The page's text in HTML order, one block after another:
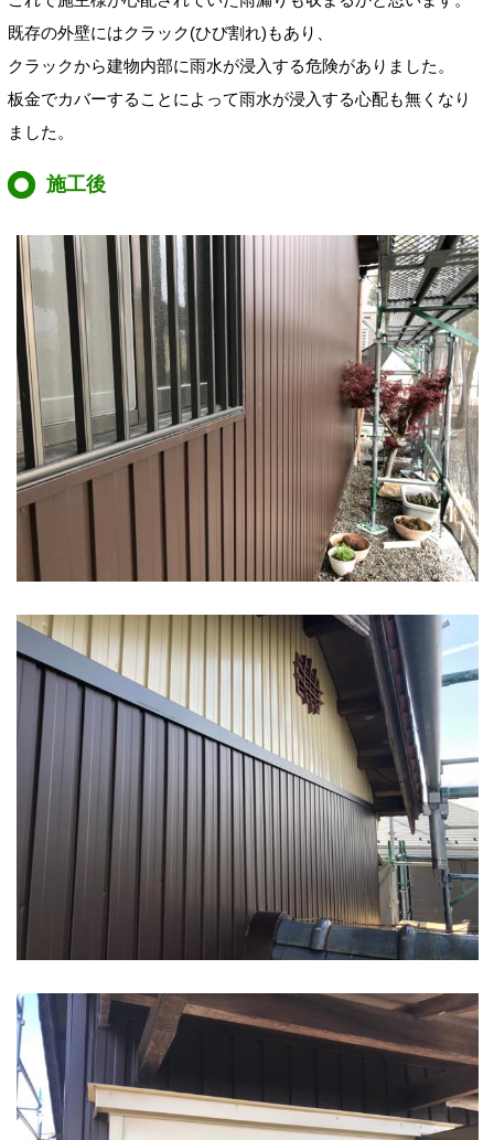
既存の外壁にはクラック(ひび割れ)もあり、
クラックから建物内部に雨水が浸入する危険がありました。
板金でカバーすることによって雨水が浸入する心配も無くなり
ました。
施工後